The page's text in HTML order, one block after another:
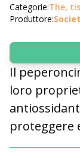
Categorie:The,
Produttore:
Il
loro
proteggere